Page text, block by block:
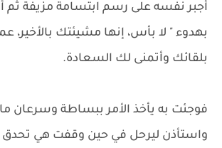
أجبر نفسه على رسم ابتسامة مزيفة ثم
بهدوء " لا بأس، إنها مشيئتك
بلقائك وأتمنى لك السعادة.
فوجئت به يأخذ الأمر ببساطة وسرعان ما
واستأذن ليرحل في حين وقفت هي تحدق